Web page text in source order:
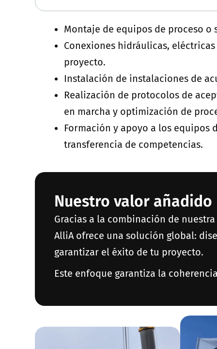
Montaje de equipos de proceso
Conexiones hidráulicas,
proyecto.
Instalación de instalaciones de
Realización de protocolos de
en marcha y optimización de
Formación y apoyo a los
transferencia de competencias.
Nuestro valor añadido
Gracias a la combinación de
AlliA ofrece una solución global:
garantizar el éxito de tu proyecto.
Este enfoque garantiza la